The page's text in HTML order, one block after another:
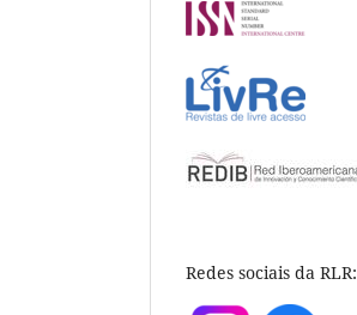
Redes sociais da RLR: